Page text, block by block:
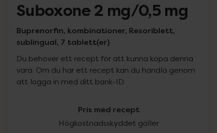
Suboxone 2 mg/0,5 mg
Buprenorfin, kombinationer, Resoriblett,
sublingual, 7 tablett(er)
Du behöver ett recept för att kunna köpa denna
vara. Om du har ett recept kan du handla genom
att logga in med ditt bank-ID.
Pris med recept
Högkostnadsskyddet gäller